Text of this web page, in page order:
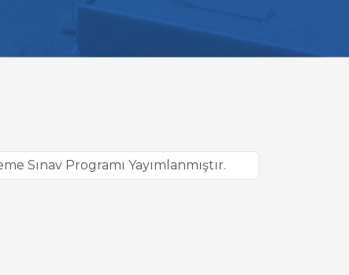
Sınav Programı Yayımlanmıştır.